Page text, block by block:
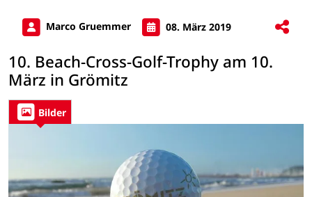
Marco Gruemmer 08. März 2019
10. Beach-Cross-Golf-Trophy am 10.
März in Grömitz
Bilder